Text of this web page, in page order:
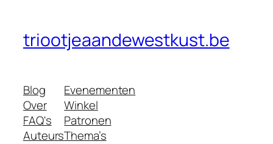
triootjeaandewestkust.be
Blog
Over
FAQ's
Auteurs
Evenementen
Winkel
Patronen
Thema’s